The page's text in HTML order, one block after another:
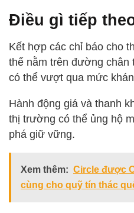
Điều gì tiếp
Kết hợp các chỉ báo cho
thể nằm trên đường chân
có thể vượt qua mức
Hành động giá và thanh
thị trường có thể ủng hộ
phá giữ vững.
Xem thêm: Circle được
cùng cho quỹ tín thác